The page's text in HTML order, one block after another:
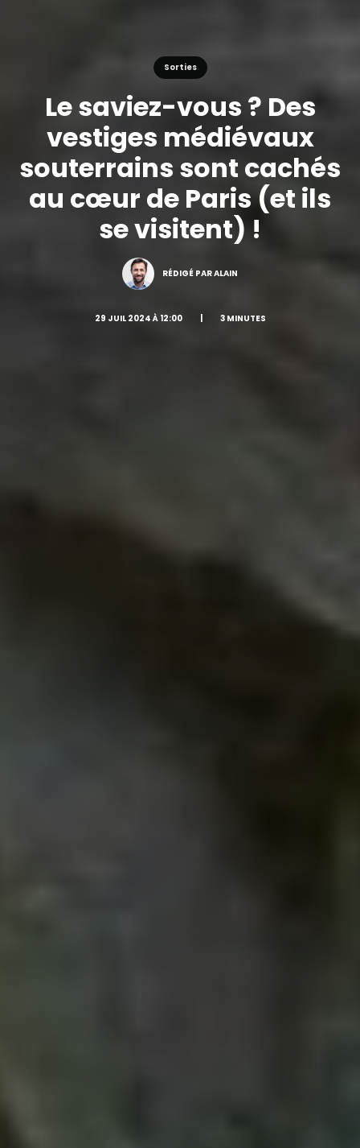
Sorties
Le saviez-vous ? Des
vestiges médiévaux
souterrains sont cachés
au cœur de Paris (et ils
se visitent) !
RÉDIGÉ PAR ALAIN
29 JUIL 2024 À 12:00 | 3 MINUTES